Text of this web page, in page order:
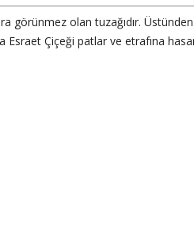
görünmez olan tuzağıdır.
Esraet Çiçeği patlar ve etrafına